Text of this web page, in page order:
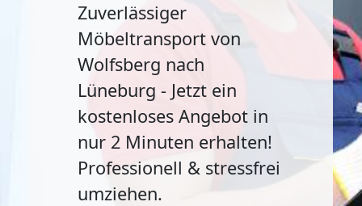
Zuverlässiger
Möbeltransport von
Wolfsberg nach
Lüneburg - Jetzt ein
kostenloses Angebot in
nur 2 Minuten erhalten!
Professionell & stressfrei
umziehen.